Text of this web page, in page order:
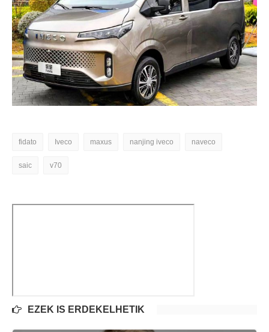
fidato Iveco maxus nanjing iveco naveco
saic v70
EZEK IS ÉRDEKELHETIK